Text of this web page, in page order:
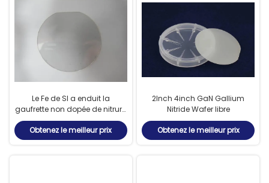
Le Fe de SI a enduit la
gaufrette non dopée de nitrure
de gallium affichage de
projection de laser de 2
POUCES
Obtenez le meilleur prix
2Inch 4inch GaN Gallium
Nitride Wafer libre
Obtenez le meilleur prix